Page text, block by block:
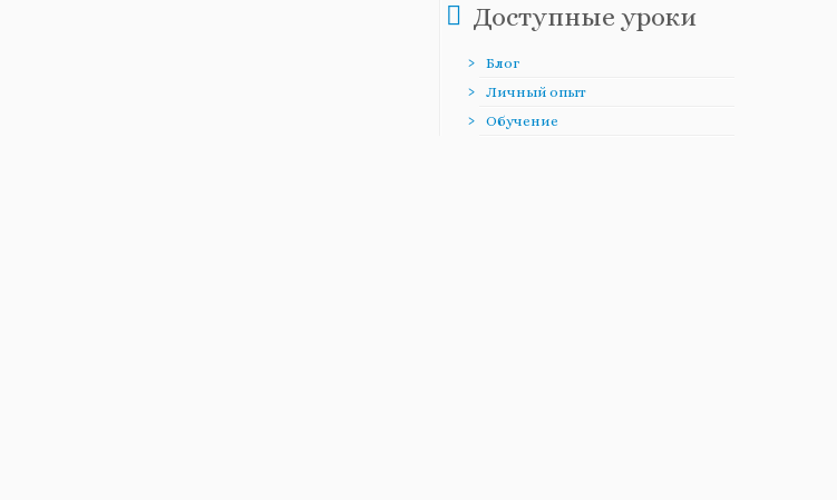
Доступные уроки
Блог
Личный опыт
Обучение